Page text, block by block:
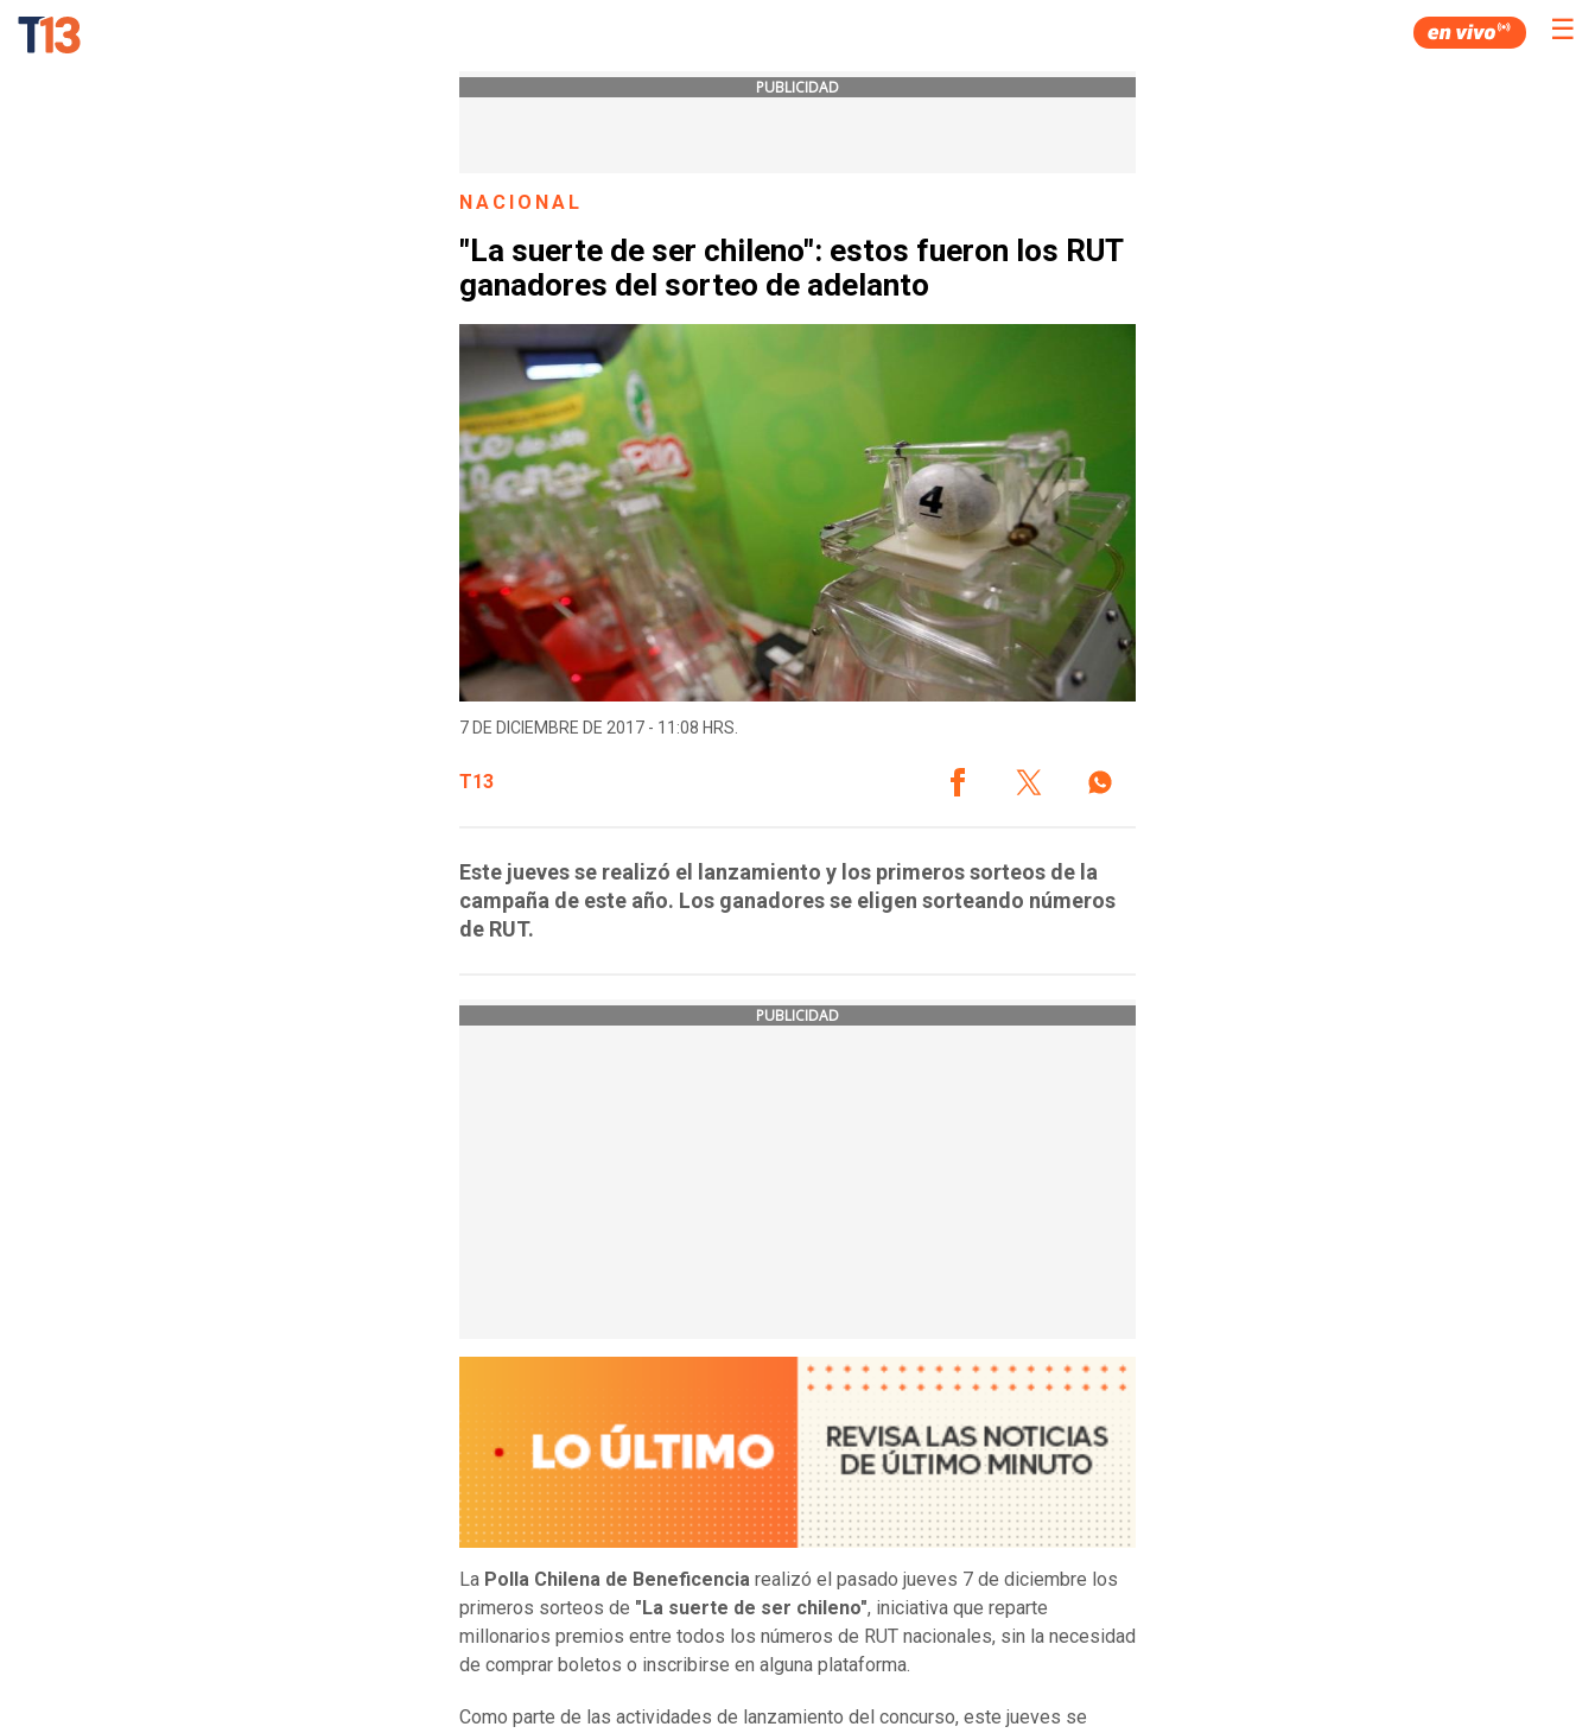
☰
PUBLICIDAD
NACIONAL
"La suerte de ser chileno": estos fueron los RUT
ganadores del sorteo de adelanto
7 DE DICIEMBRE DE 2017 - 11:08 HRS.
T13
Este jueves se realizó el lanzamiento y los primeros sorteos de la
campaña de este año. Los ganadores se eligen sorteando números
de RUT.
PUBLICIDAD
La Polla Chilena de Beneficencia realizó el pasado jueves 7 de diciembre los
primeros sorteos de "La suerte de ser chileno", iniciativa que reparte
millonarios premios entre todos los números de RUT nacionales, sin la necesidad
de comprar boletos o inscribirse en alguna plataforma.
Como parte de las actividades de lanzamiento del concurso, este jueves se